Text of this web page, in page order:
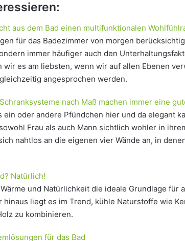
aus dem Bad einen multifunktionalen
für das Badezimmer von morgen
immer häufiger auch den
wir es am liebsten, wenn wir auf allen Ebenen
angesprochen werden.
nach Maß machen immer eine
oder andere Pfündchen hier und da elegant
Frau als auch Mann sichtlich wohler in
nahtlos an die eigenen vier Wände an, in
Natürlich!
und Natürlichkeit die ideale Grundlage für
liegt es im Trend, kühle Naturstoffe wie
zu kombinieren.
für das Bad